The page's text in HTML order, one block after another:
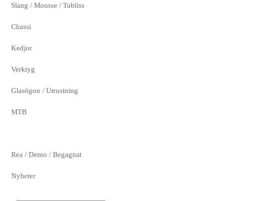
Slang / Mousse / Tubliss
Chassi
Kedjor
Verktyg
Glasögon / Utrustning
MTB
Rea / Demo / Begagnat
Nyheter